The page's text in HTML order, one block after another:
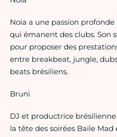
Noia a une passion
qui émanent des clubs. Son
pour proposer des
entre breakbeat, jungle,
beats brésiliens.
Bruni
DJ et productrice
la tête des soirées Baile